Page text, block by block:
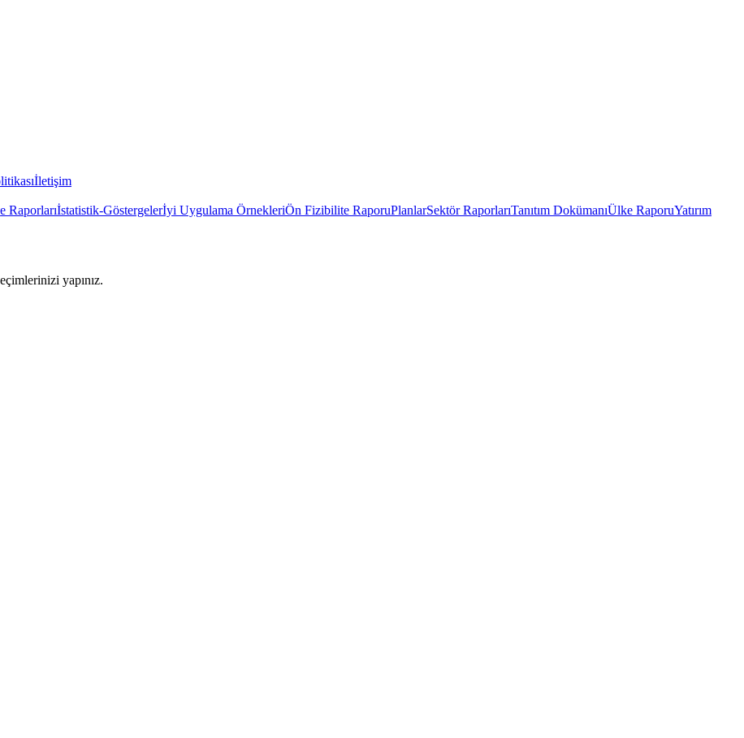
İletişim
Raporlarıİstatistik-Göstergelerİyi Uygulama ÖrnekleriÖn Fizibilite RaporuPlanlarSektör RaporlarıTanıtım DokümanıÜlke RaporuYatırım
yapınız.